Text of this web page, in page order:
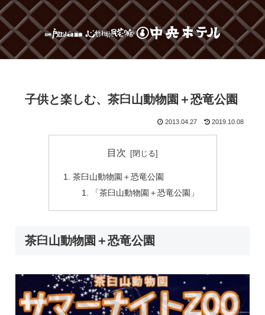
子供と楽しむ、茶臼山動物園＋恐竜公園
2013.04.27 2019.10.08
目次
茶臼山動物園＋恐竜公園
「茶臼山動物園＋恐竜公園」
茶臼山動物園＋恐竜公園